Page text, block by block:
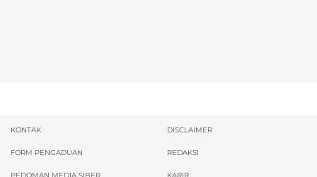
KONTAK DISCLAIMER
FORM PENGADUAN REDAKSI